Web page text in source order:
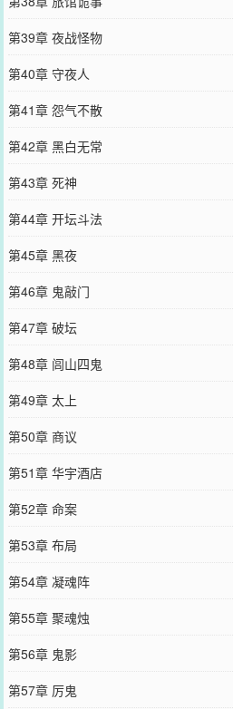
第39章 夜战怪物
第40章 守夜人
第41章 怨气不散
第42章 黑白无常
第43章 死神
第44章 开坛斗法
第45章 黑夜
第46章 鬼敲门
第47章 破坛
第48章 闾山四鬼
第49章 太上
第50章 商议
第51章 华宇酒店
第52章 命案
第53章 布局
第54章 凝魂阵
第55章 聚魂烛
第56章 鬼影
第57章 厉鬼